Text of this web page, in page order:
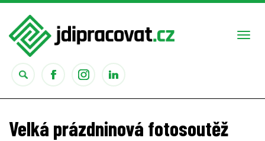
Velká prázdninová fotosoutěž